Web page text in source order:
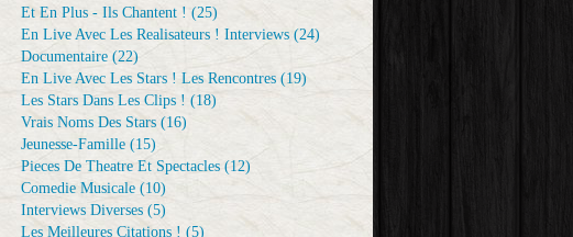
Et En Plus - Ils Chantent ! (25)
En Live Avec Les Realisateurs ! Interviews (24)
Documentaire (22)
En Live Avec Les Stars ! Les Rencontres (19)
Les Stars Dans Les Clips ! (18)
Vrais Noms Des Stars (16)
Jeunesse-Famille (15)
Pieces De Theatre Et Spectacles (12)
Comedie Musicale (10)
Interviews Diverses (5)
Les Meilleures Citations ! (5)